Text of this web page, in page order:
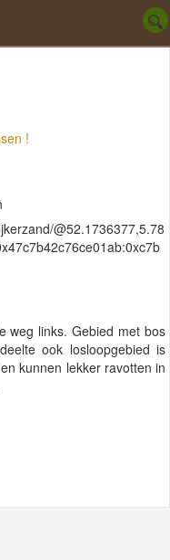
!
@52.1736377,5.78
weg links. Gebied met bos
ook losloopgebied is
kunnen lekker ravotten in